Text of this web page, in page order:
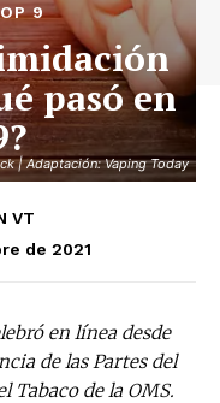
| Adaptación: Vaping Today
9
pasó en
VT
de 2021
en línea desde
de las Partes del
Tabaco de la OMS.